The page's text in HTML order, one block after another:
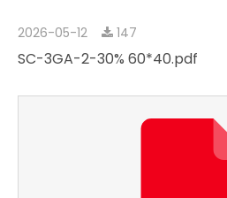
2026-05-12 147
SC-3GA-2-30% 60*40.pdf